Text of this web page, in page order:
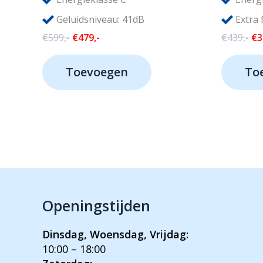
Geluidsniveau: 41dB
€599,- Oorspronkelijke
€599,-.
€479,-
€479,-.
Toevoegen
Extra
€439,- €
Openingstijden
Dinsdag, Woensdag, Vrijdag:
10:00 – 18:00